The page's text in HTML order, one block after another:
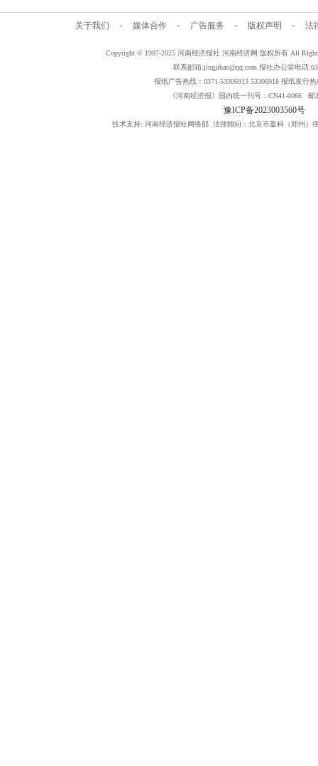
关于我们 - 媒体合作 - 广告服务 - 版权声明 - 法
Copyright © 1987-2025 河南经济报社 河南经济网 版权所有 All
联系邮箱:jingjibao@qq.com 报社办公室电话
报纸广告热线：0371-53306913 53306918 报纸发行热
《河南经济报》国内统一刊号：CN41-0066 邮
豫ICP备2023003560号
技术支持: 河南经济报社网络部 法律顾问：北京市盈科（郑州